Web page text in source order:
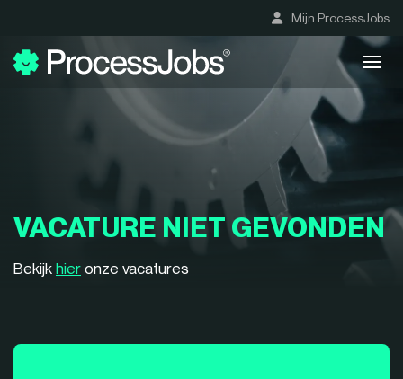
Mijn ProcessJobs
VACATURE NIET GEVONDEN
Bekijk hier onze vacatures